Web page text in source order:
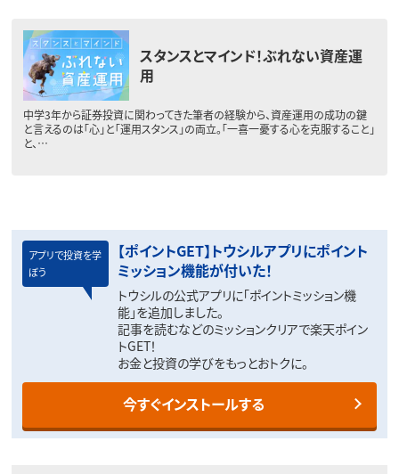
スタンスとマインド！ぶれない資産運
用
中学3年から証券投資に関わってきた筆者の経験から、資産運用の成功の鍵
と言えるのは「心」と「運用スタンス」の両立。「一喜一憂する心を克服すること」
と、…
アプリで投資を学
ぼう
【ポイントGET】トウシルアプリにポイント
ミッション機能が付いた！
トウシルの公式アプリに「ポイントミッション機
能」を追加しました。
記事を読むなどのミッションクリアで楽天ポイン
トGET！
お金と投資の学びをもっとおトクに。
今すぐインストールする